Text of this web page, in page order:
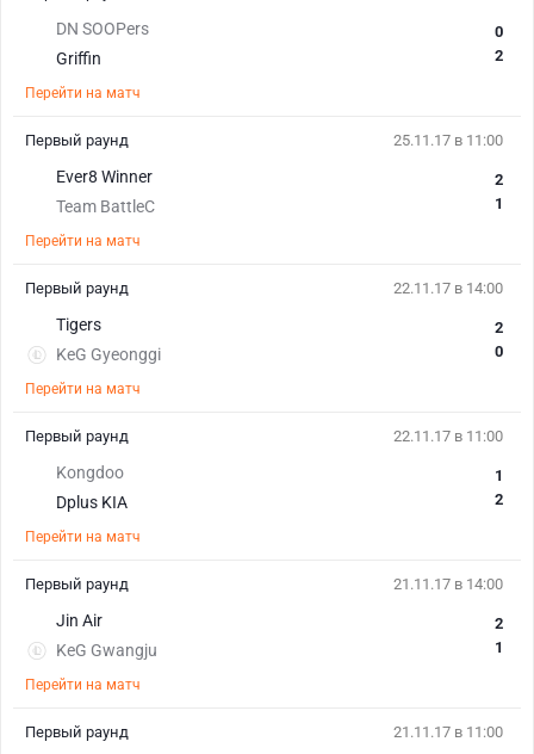
DN SOOPers
Griffin
0
2
Перейти на матч
25.11.17 в 11:00
Ever8 Winner
Team BattleC
2
1
Перейти на матч
Первый раунд
22.11.17 в 14:00
Tigers
KeG Gyeonggi
2
0
Перейти на матч
Первый раунд
22.11.17 в 11:00
Kongdoo
Dplus KIA
1
2
Перейти на матч
Первый раунд
21.11.17 в 14:00
Jin Air
KeG Gwangju
2
1
Перейти на матч
Первый раунд
21.11.17 в 11:00
Первый раунд